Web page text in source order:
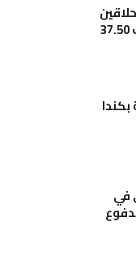
ومصففي الشعر براتب 37.50
في
2026 (مدفوع